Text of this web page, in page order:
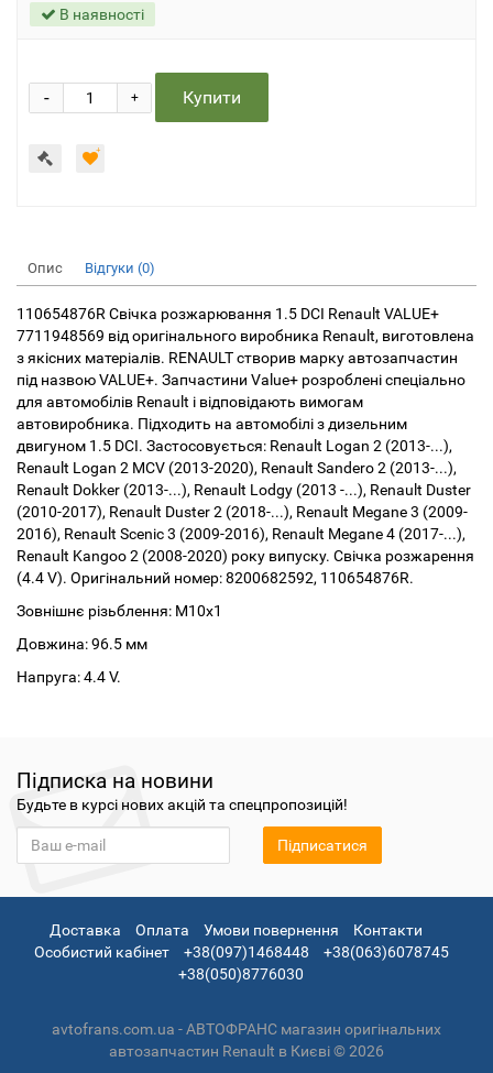
В наявності
+
- Купити
Опис Відгуки (0)
110654876R Свічка розжарювання 1.5 DCI Renault VALUE+
7711948569 від оригінального виробника Renault, виготовлена
з якісних матеріалів. RENAULT створив марку автозапчастин
під назвою VALUE+. Запчастини Value+ розроблені спеціально
для автомобілів Renault і відповідають вимогам
автовиробника. Підходить на автомобілі з дизельним
двигуном 1.5 DCI. Застосовується: Renault Logan 2 (2013-...),
Renault Logan 2 MCV (2013-2020), Renault Sandero 2 (2013-...),
Renault Dokker (2013-...), Renault Lodgy (2013 -...), Renault Duster
(2010-2017), Renault Duster 2 (2018-...), Renault Megane 3 (2009-
2016), Renault Scenic 3 (2009-2016), Renault Megane 4 (2017-...),
Renault Kangoo 2 (2008-2020) року випуску. Свічка розжарення
(4.4 V). Оригінальний номер: 8200682592, 110654876R.
Зовнішнє різьблення: M10x1
Довжина: 96.5 мм
Напруга: 4.4 V.
Підписка на новини
Будьте в курсі нових акцій та спецпропозицій!
Підписатися
Доставка Оплата Умови повернення
Контакти
Особистий кабінет
+38(097)1468448
+38(063)6078745
+38(050)8776030
avtofrans.com.ua - АВТОФРАНС магазин оригінальних
автозапчастин Renault в Києві © 2026